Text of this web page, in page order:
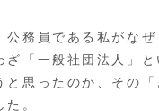
公務員である私がなぜ
ざ「一般社団法人」と
と思ったのか、その「
。